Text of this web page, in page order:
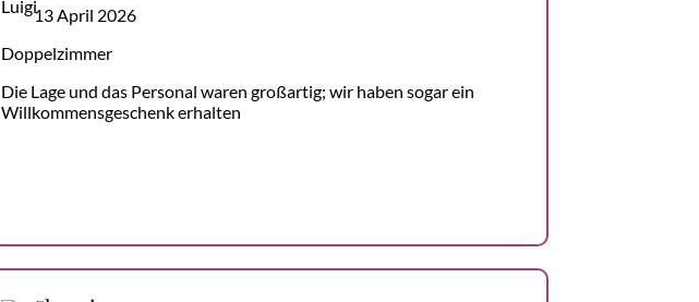
13 April 2026
Doppelzimmer
Die Lage und das Personal waren großartig; wir haben sogar ein
Willkommensgeschenk erhalten